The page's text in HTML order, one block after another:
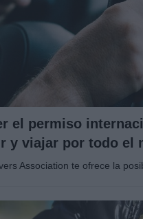
el permiso
y viajar por todo el
Association te ofrece la